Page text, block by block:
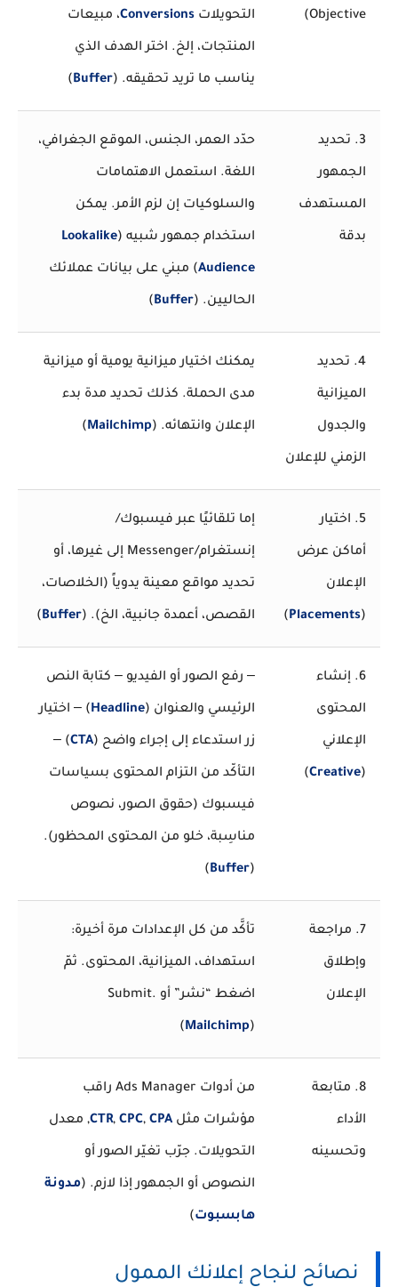
Objective) التحويلات Conversions، مبيعات
المنتجات، إلخ. اختر الهدف الذي
يناسب ما تريد تحقيقه. (Buffer
)
3. تحديد
الجمهور
المستهدف
بدقة
حدّد العمر، الجنس، الموقع الجغرافي،
اللغة. استعمل الاهتمامات
والسلوكيات إن لزم الأمر. يمكن
استخدام جمهور شبيه (Lookalike
Audience) مبني على بيانات عملائك
الحاليين. (Buffer
)
4. تحديد
الميزانية
والجدول
الزمني للإعلان
يمكنك اختيار ميزانية يومية أو ميزانية
مدى الحملة. كذلك تحديد مدة بدء
الإعلان وانتهائه. (Mailchimp
)
5. اختيار
أماكن عرض
الإعلان
(
Placements
)
إما تلقائيًا عبر فيسبوك/
إنستغرام/Messenger إلى غيرها، أو
تحديد مواقع معينة يدوياً (الخلاصات،
القصص، أعمدة جانبية، الخ). (Buffer
)
6. إنشاء
المحتوى
الإعلاني
(
Creative
)
‒ رفع الصور أو الفيديو ‒ كتابة النص
الرئيسي والعنوان (Headline) ‒ اختيار
زر استدعاء إلى إجراء واضح (CTA
) ‒
التأكّد من التزام المحتوى بسياسات
فيسبوك (حقوق الصور، نصوص
مناسِبة، خلو من المحتوى المحظور).
(
Buffer
)
7. مراجعة
وإطلاق
الإعلان
تأكَّد من كل الإعدادات مرة أخيرة:
استهداف، الميزانية، المحتوى. ثمّ
اضغط “نشر” أو Submit.
(Mailchimp)
8. متابعة
الأداء
وتحسينه
من أدوات Ads Manager راقب
مؤشرات مثل CTR, CPC, CPA , معدل
التحويلات. جرّب تغيّر الصور أو
النصوص أو الجمهور إذا لازم. (مدونة
هابسبوت)
نصائح لنجاح إعلانك الممول